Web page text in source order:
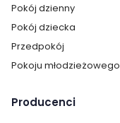
Pokój dzienny
Pokój dziecka
Przedpokój
Pokoju młodzieżowego
Producenci